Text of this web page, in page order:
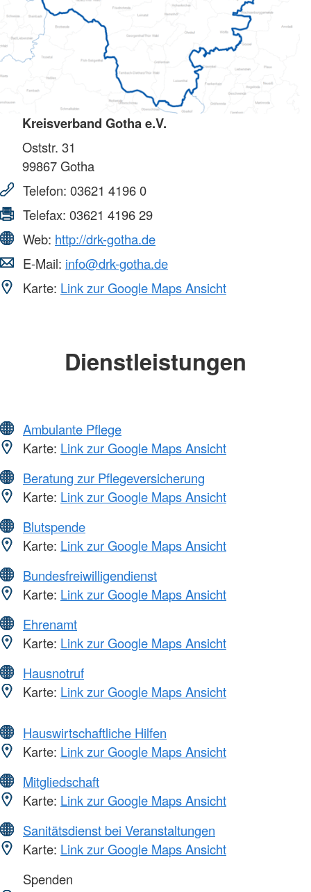
Kreisverband Gotha e.V.
Oststr. 31
99867Gotha
Telefon: 03621 4196 0
Telefax: 03621 4196 29
Web: http://drk-gotha.de
E-Mail: info@drk-gotha.de
Karte: Link zur Google Maps Ansicht
Dienstleistungen
Ambulante Pflege
Karte: Link zur Google Maps Ansicht
Beratung zur Pflegeversicherung
Karte: Link zur Google Maps Ansicht
Blutspende
Karte: Link zur Google Maps Ansicht
Bundesfreiwilligendienst
Karte: Link zur Google Maps Ansicht
Ehrenamt
Karte: Link zur Google Maps Ansicht
Hausnotruf
Karte: Link zur Google Maps Ansicht
Hauswirtschaftliche Hilfen
Karte: Link zur Google Maps Ansicht
Mitgliedschaft
Karte: Link zur Google Maps Ansicht
Sanitätsdienst bei Veranstaltungen
Karte: Link zur Google Maps Ansicht
Spenden